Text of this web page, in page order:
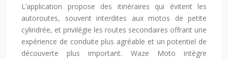
L’application propose des itinéraires qui évitent les
autoroutes, souvent interdites aux motos de petite
cylindrée, et privilégie les routes secondaires offrant une
expérience de conduite plus agréable et un potentiel de
découverte plus important. Waze Moto intègre